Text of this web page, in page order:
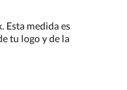
Esta medida es
tu logo y de la